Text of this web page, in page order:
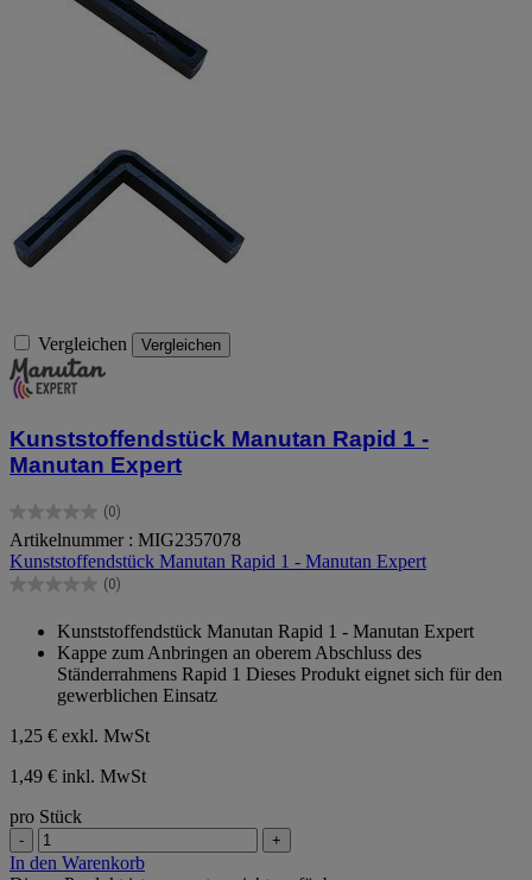
Vergleichen Vergleichen
Kunststoffendstück Manutan Rapid 1 -
Manutan Expert
(0)
0.0
von
5
Sternen.
Artikelnummer : MIG2357078
Kunststoffendstück Manutan Rapid 1 - Manutan Expert
(0)
0.0
Sternen.
Kunststoffendstück Manutan Rapid 1 - Manutan Expert
Kappe zum Anbringen an oberem Abschluss des
Ständerrahmens Rapid 1 Dieses Produkt eignet sich für den
gewerblichen Einsatz
1,25 € exkl. MwSt
1,49 € inkl. MwSt
pro Stück
- +
In den Warenkorb